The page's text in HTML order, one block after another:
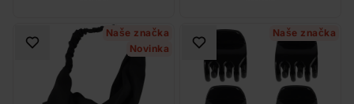
Naše značka
Novinka
Naše značka